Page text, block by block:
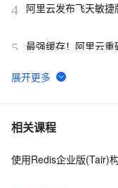
4 阿里云发布飞天敏
5 最强缓存！阿里云
6 windows10企业版
7 Apipost免费版、企
8 确保数据零丢失!阿
相关课程
使用Redis企业版(Tair)